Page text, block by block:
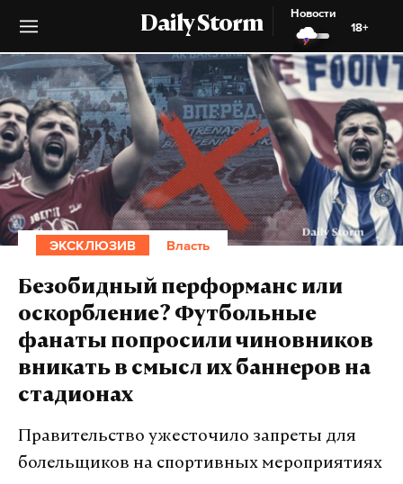
Daily Storm
Новости
18+
ЭКСКЛЮЗИВ Власть
Безобидный перформанс или
оскорбление? Футбольные
фанаты попросили чиновников
вникать в смысл их баннеров на
стадионах
Правительство ужесточило запреты для
болельщиков на спортивных мероприятиях